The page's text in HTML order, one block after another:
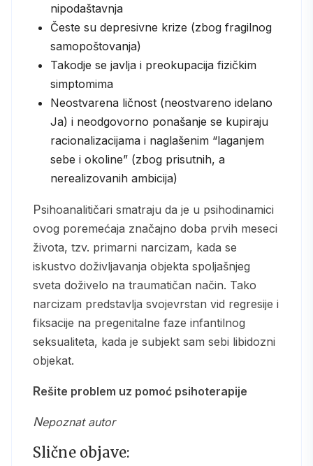
nipodaštavnja
Česte su depresivne krize (zbog fragilnog
samopoštovanja)
Takodje se javlja i preokupacija fizičkim
simptomima
Neostvarena ličnost (neostvareno idelano
Ja) i neodgovorno ponašanje se kupiraju
racionalizacijama i naglašenim “laganjem
sebe i okoline” (zbog prisutnih, a
nerealizovanih ambicija)
Psihoanalitičari smatraju da je u psihodinamici
ovog poremećaja značajno doba prvih meseci
života, tzv. primarni narcizam, kada se
iskustvo doživljavanja objekta spoljašnjeg
sveta doživelo na traumatičan način. Tako
narcizam predstavlja svojevrstan vid regresije i
fiksacije na pregenitalne faze infantilnog
seksualiteta, kada je subjekt sam sebi libidozni
objekat.
Rešite problem uz pomoć psihoterapije
Nepoznat autor
Slične objave: